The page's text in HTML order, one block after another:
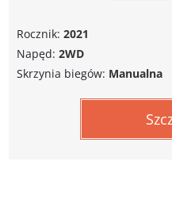
Rocznik: 2021
Napęd: 2WD
Skrzynia biegów: Manualna